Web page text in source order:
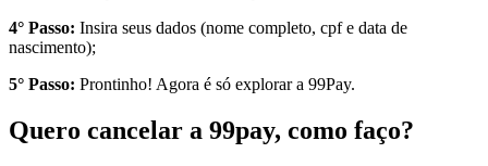
4° Passo: Insira seus dados (nome completo, cpf e data de
nascimento);
5° Passo: Prontinho! Agora é só explorar a 99Pay.
Quero cancelar a 99pay, como faço?